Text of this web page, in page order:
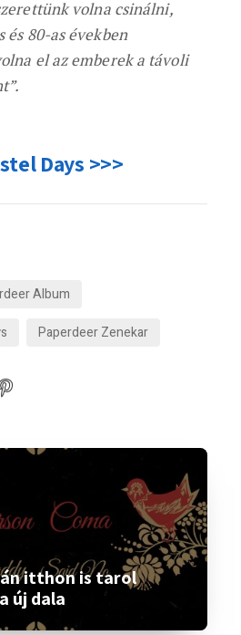
volna csinálni,
és 80-as években
el az emberek a távoli
Days >>>
Album
Paperdeer Zenekar
itthon is tarol
új dala